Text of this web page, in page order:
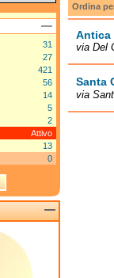
Ordina
Antica
via Del
Santa
via
31
27
421
56
14
5
2
Attivo
13
0